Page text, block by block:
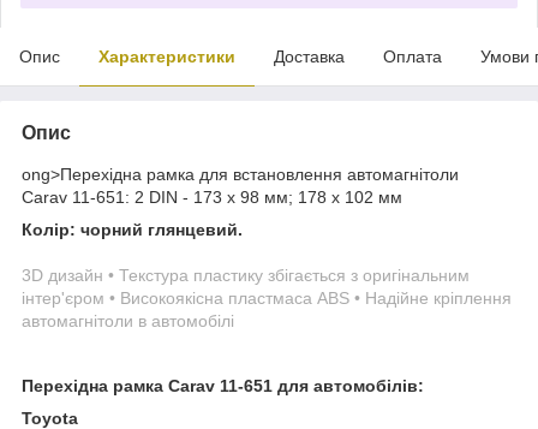
Опис Характеристики Доставка Оплата Умови
Опис
ong>Перехідна рамка для встановлення автомагнітоли
Carav 11-651: 2 DIN - 173 x 98 мм; 178 x 102 мм
Колір: чорний глянцевий.
3D дизайн • Текстура пластику збігається з оригінальним
інтер'єром • Високоякісна пластмаса ABS • Надійне кріплення
автомагнітоли в автомобілі
Перехідна рамка Carav 11-651 для автомобілів:
Toyota